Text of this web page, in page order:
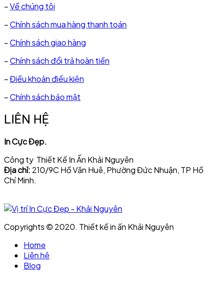
–Về chúng tôi
–Chính sách mua hàng thanh toán
–Chính sách giao hàng
–Chính sách đổi trả hoàn tiền
–Điều khoản điều kiện
–Chính sách bảo mật
LIÊN HỆ
In Cực Đẹp.
Công ty Thiết Kế In Ấn Khải Nguyên
Địa chỉ: 210/9C Hồ Văn Huê, Phường Đức Nhuận, TP Hồ
Chí Minh.
Copyrights © 2020. Thiết kế in ấn Khải Nguyên
Home
Liên hệ
Blog